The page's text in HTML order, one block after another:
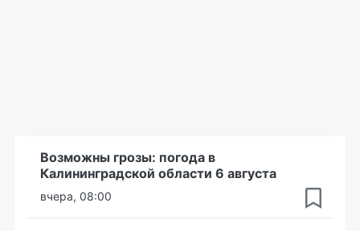
Возможны грозы: погода в
Калининградской области 6 августа
вчера, 08:00